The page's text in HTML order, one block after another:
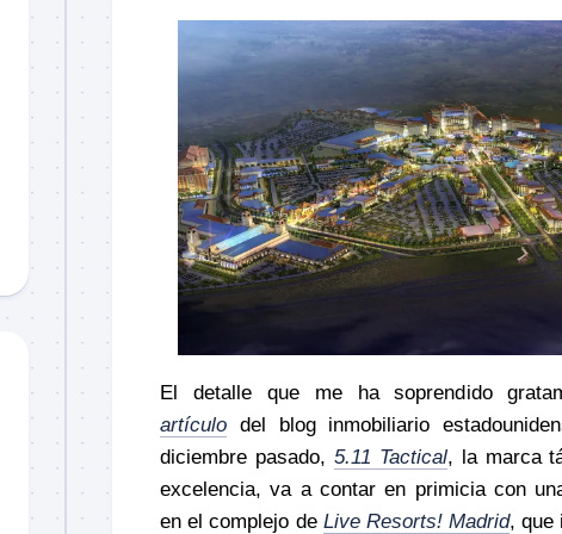
El detalle que me ha soprendido
artículo del blog inmobiliario
diciembre pasado, 5.11 Tactical, la marca
excelencia, va a contar en primicia con
en el complejo de Live Resorts! Madrid, que